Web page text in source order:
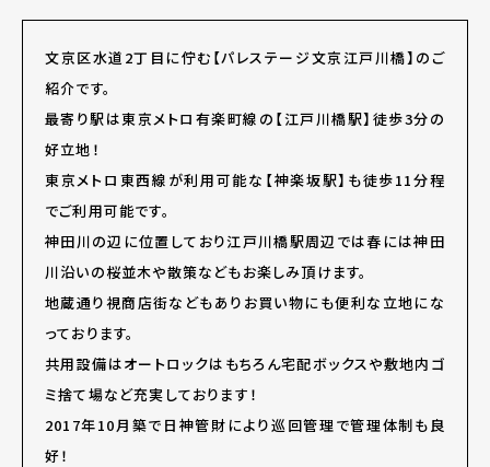
文京区水道2丁目に佇む【パレステージ文京江戸川橋】のご
紹介です。
最寄り駅は東京メトロ有楽町線の【江戸川橋駅】徒歩3分の
好立地！
東京メトロ東西線が利用可能な【神楽坂駅】も徒歩11分程
でご利用可能です。
神田川の辺に位置しており江戸川橋駅周辺では春には神田
川沿いの桜並木や散策などもお楽しみ頂けます。
地蔵通り視商店街などもありお買い物にも便利な立地にな
っております。
共用設備はオートロックはもちろん宅配ボックスや敷地内ゴ
ミ捨て場など充実しております！
2017年10月築で日神管財により巡回管理で管理体制も良
好！